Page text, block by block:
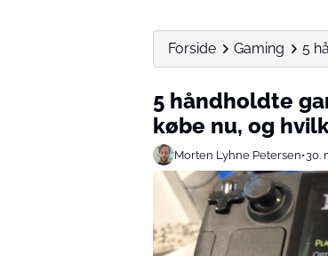
Forside Gaming 5
5 håndholdte
købe nu, og
Morten Lyhne Petersen•30.